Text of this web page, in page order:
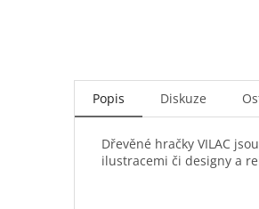
Popis Diskuze
Dřevěné hračky VILAC
ilustracemi či designy a